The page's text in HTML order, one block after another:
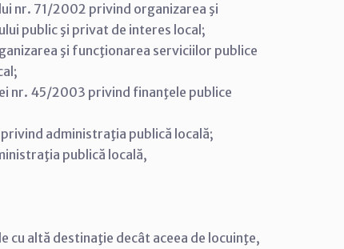
nr. 71/2002 privind organizarea şi
public şi privat de interes local;
şi funcţionarea serviciilor publice
nr. 45/2003 privind finanţele publice
administraţia publică locală;
publică locală,
cu altă destinaţie decât aceea de locuinţe,